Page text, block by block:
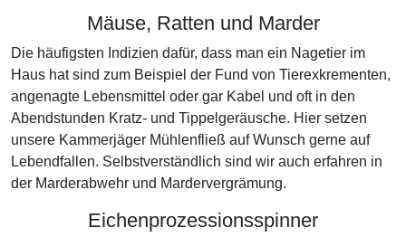
Mäuse, Ratten und Marder
Die häufigsten Indizien dafür, dass man ein Nagetier im
Haus hat sind zum Beispiel der Fund von Tierexkrementen,
angenagte Lebensmittel oder gar Kabel und oft in den
Abendstunden Kratz- und Tippelgeräusche. Hier setzen
unsere Kammerjäger Mühlenfließ auf Wunsch gerne auf
Lebendfallen. Selbstverständlich sind wir auch erfahren in
der Marderabwehr und Mardervergrämung.
Eichenprozessionsspinner